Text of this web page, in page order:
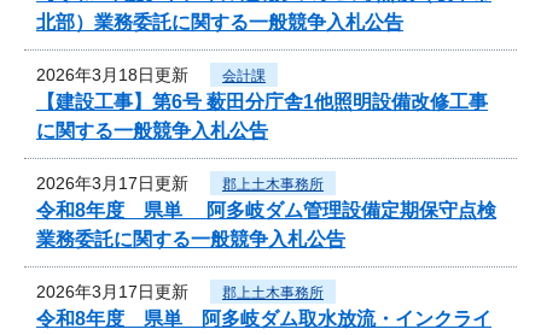
北部）業務委託に関する一般競争入札公告
2026年3月18日更新 会計課
【建設工事】第6号 薮田分庁舎1他照明設備改修工事
に関する一般競争入札公告
2026年3月17日更新 郡上土木事務所
令和8年度 県単 阿多岐ダム管理設備定期保守点検
業務委託に関する一般競争入札公告
2026年3月17日更新 郡上土木事務所
令和8年度 県単 阿多岐ダム取水放流・インクライ